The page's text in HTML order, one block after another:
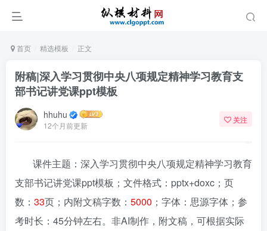
首页 精选模板 正文
附稿|深入学习贯彻中央八项规定精神学习教育支
部书记讲党课ppt模板
hhuhu
12个月前更新
关注
课件主题：深入学习贯彻中央八项规定精神学习教育
支部书记讲党课ppt模板；文件格式：pptx+doxc；页
数： 33页；内附文稿字数： 5000 ；字体：思源字体；参
考时长：45分钟左右。非AI制作，附文稿，可根据实际